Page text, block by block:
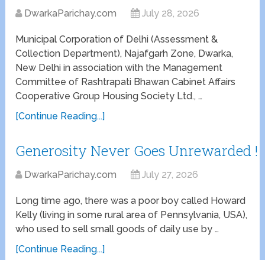
DwarkaParichay.com July 28, 2026
Municipal Corporation of Delhi (Assessment &
Collection Department), Najafgarh Zone, Dwarka,
New Delhi in association with the Management
Committee of Rashtrapati Bhawan Cabinet Affairs
Cooperative Group Housing Society Ltd., …
[Continue Reading...]
Generosity Never Goes Unrewarded !
DwarkaParichay.com July 27, 2026
Long time ago, there was a poor boy called Howard
Kelly (living in some rural area of Pennsylvania, USA),
who used to sell small goods of daily use by …
[Continue Reading...]